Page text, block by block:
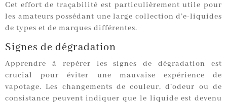
Cet effort de traçabilité est particulièrement utile pour
les amateurs possédant une large collection d’e-liquides
de types et de marques différentes.
Signes de dégradation
Apprendre à repérer les signes de dégradation est
crucial pour éviter une mauvaise expérience de
vapotage. Les changements de couleur, d’odeur ou de
consistance peuvent indiquer que le liquide est devenu